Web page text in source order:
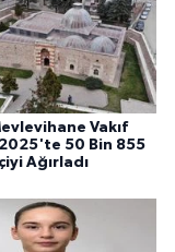
Vakıf
50 Bin 855
Ağırladı